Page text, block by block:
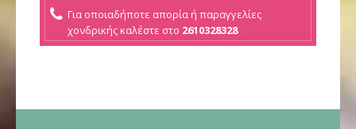
Για οποιαδήποτε απορία ή παραγγελίες
χονδρικής καλέστε στο 2610328328